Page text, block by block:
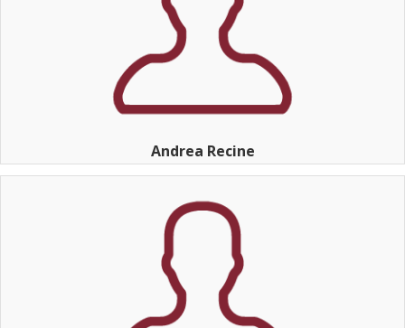
Andrea Recine